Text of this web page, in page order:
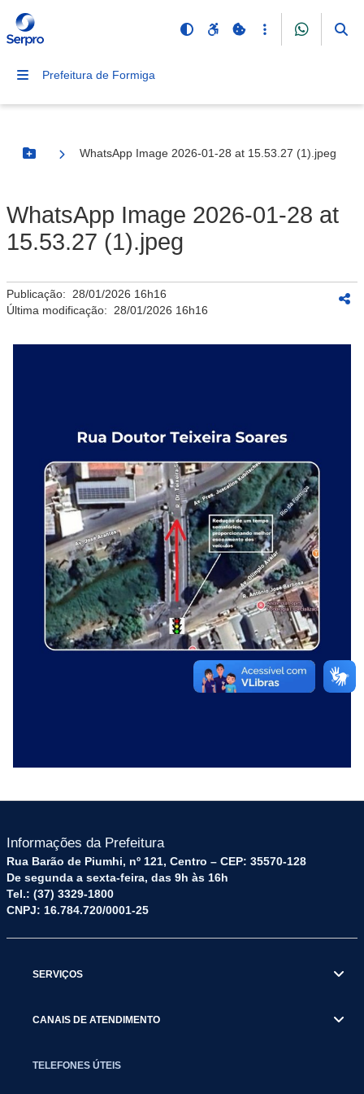
Prefeitura de Formiga
Botão Menu
WhatsApp Image 2026-01-28 at 15.53.27 (1).jpeg
WhatsApp Image 2026-01-28 at
15.53.27 (1).jpeg
Publicação: 28/01/2026 16h16
Última modificação: 28/01/2026 16h16
Informações da Prefeitura
Rua Barão de Piumhi, nº 121, Centro – CEP: 35570-128
De segunda a sexta-feira, das 9h às 16h
Tel.: (37) 3329-1800
CNPJ: 16.784.720/0001-25
SERVIÇOS
CANAIS DE ATENDIMENTO
TELEFONES ÚTEIS